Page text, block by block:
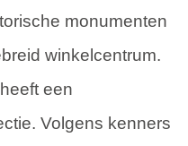
monumenten
winkelcentrum.
een
Volgens kenners